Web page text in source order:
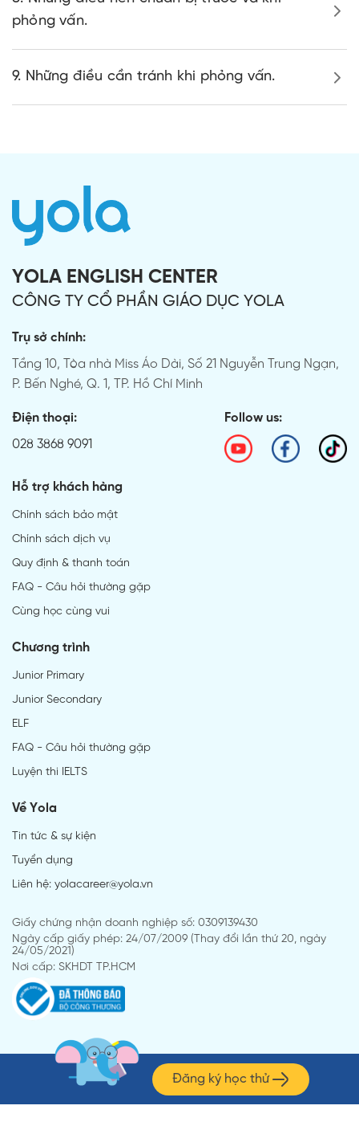
phỏng vấn.
9. Những điều cần tránh khi phỏng vấn.
YOLA ENGLISH CENTER
CÔNG TY CỔ PHẦN GIÁO DỤC YOLA
Trụ sở chính:
Tầng 10, Tòa nhà Miss Áo Dài, Số 21 Nguyễn Trung Ngạn,
P. Bến Nghé, Q. 1, TP. Hồ Chí Minh
Điện thoại:
028 3868 9091
Follow us:
Hỗ trợ khách hàng
Chính sách bảo mật
Chính sách dịch vụ
Quy định & thanh toán
FAQ - Câu hỏi thường gặp
Cùng học cùng vui
Chương trình
Junior Primary
Junior Secondary
ELF
FAQ - Câu hỏi thường gặp
Luyện thi IELTS
Về Yola
Tin tức & sự kiện
Tuyển dụng
Liên hệ: yolacareer@yola.vn
Giấy chứng nhận doanh nghiệp số: 0309139430
Ngày cấp giấy phép: 24/07/2009 (Thay đổi lần thứ 20, ngày
24/05/2021)
Nơi cấp: SKHDT TP.HCM
Đăng ký học thử